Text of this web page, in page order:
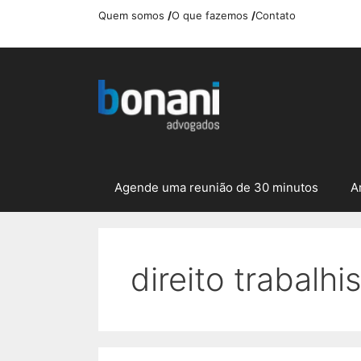
o
Quem somos /O que fazemos /Contato
Agende uma reunião de 30 minutos
direito